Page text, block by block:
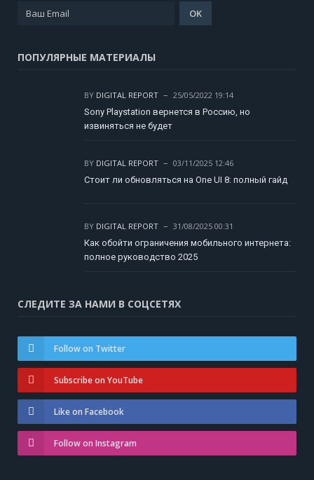
ПОПУЛЯРНЫЕ МАТЕРИАЛЫ
BY DIGITAL REPORT
25/05/2022 19:14
Sony Playstation вернется в Россию, но
извиняться не будет
BY DIGITAL REPORT
03/11/2025 12:46
Стоит ли обновляться на One UI 8: полный гайд
BY DIGITAL REPORT
31/08/2025 00:31
Как обойти ограничения мобильного интернета:
полное руководство 2025
СЛЕДИТЕ ЗА НАМИ В СОЦСЕТЯХ
Follow on Twitter
Subscribe on YouTube
Like on Facebook
Follow on Instagram